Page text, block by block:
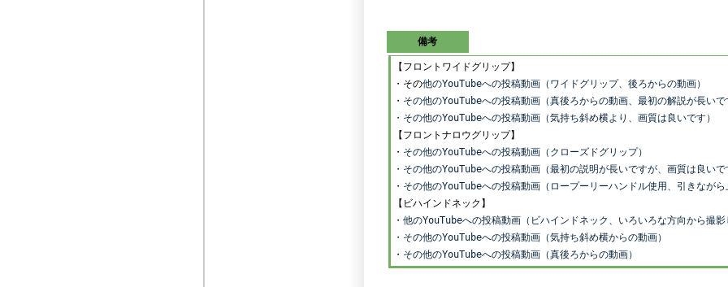
備考
【フロントワイドグリップ】
・その他のYouTubeへの投稿動画（ワイドグリップ、後ろからの動画）
・ その他のYouTubeへの投稿動画（真後ろからの動画、最初の解説が長いで
・その他のYouTubeへの投稿動画（気持ち斜め横より、画質は良いです）
【フロントナロウグリップ】
・ その他のYouTubeへの投稿動画（クローズドグリップ）
・その他のYouTubeへの投稿動画（最初の説明が長いですが、画質は良いで
・ その他のYouTubeへの投稿動画（ロープーリーハンドル使用、引きなが
【ビハインドネック】
・ 他のYouTubeへの投稿動画（ビハインドネック、いろいろな方向から撮
・その他のYouTubeへの投稿動画（気持ち斜め横からの動画）
・ その他のYouTubeへの投稿動画（真後ろからの動画）